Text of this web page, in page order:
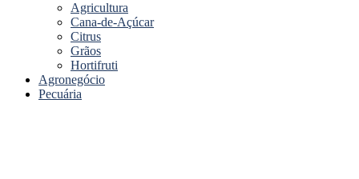
Agricultura
Cana-de-Açúcar
Citrus
Grãos
Hortifruti
Agronegócio
Pecuária